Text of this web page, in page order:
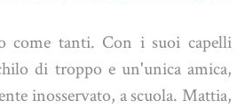
come tanti. Con i suoi capelli
di troppo e un'unica amica,
inosservato, a scuola. Mattia,